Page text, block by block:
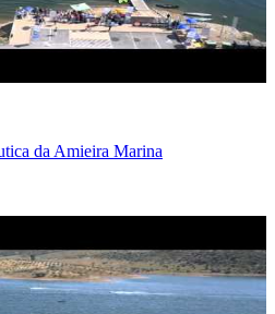
da Amieira Marina